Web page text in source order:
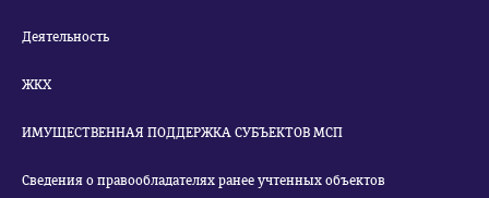
Деятельность
ЖКХ
ИМУЩЕСТВЕННАЯ ПОДДЕРЖКА СУБЪЕКТОВ МСП
Сведения о правообладателях ранее учтенных объектов